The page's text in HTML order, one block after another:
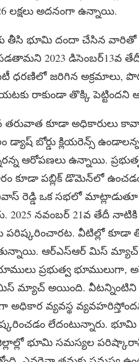
లక్షలు అదనంగా ఉన్నాయి.
తీసి భూమి దందా చేసిన వారితో
2023 డిసెంబర్13వ
జరిగిన అక్రమాలు,
రాకుండా తొక్కి పెట్టిందని
తరువాత కూడా అధికారులు
డ్యాష్ బోర్డు క్లియరెన్స్
ఆరోపణలు ఉన్నాయి.
కూడా పబ్లిక్ డొమెన్‌లో
రెడ్డి ఒక సభలో
2025 నవంబర్ 21వ తేదీ నాటికి
పరిష్కరించారట. వీటిల్లో
ఆర్ఎస్ఆర్ మిస్ మ్యాచ్
ప్రభుత్వ
మిస్ మ్యాచ్ అయింది.
వ్యవస్థ
లేదంటున్నారు. భూమి
భూమి సమస్యల